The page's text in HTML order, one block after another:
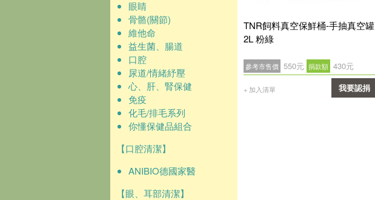
眼睛
骨骼(關節)
維他命
益生菌、腸道
口腔
尿道/情緒紓壓
心、肝、腎保健
免疫
化毛/排毛系列
你懂保健品組合
【口腔清潔】
ANIBIO德國家醫
【眼、耳部清潔】
TNR飼料真空保鮮桶-手抽真空罐
2L 粉綠
參考市售價 550元 捐款額 430元
+ 加入清單 我要認捐